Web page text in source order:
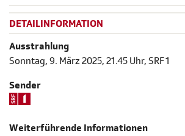
DETAILINFORMATION
Ausstrahlung
Sonntag, 9. März 2025, 21.45 Uhr, SRF 1
Sender
Weiterführende Informationen